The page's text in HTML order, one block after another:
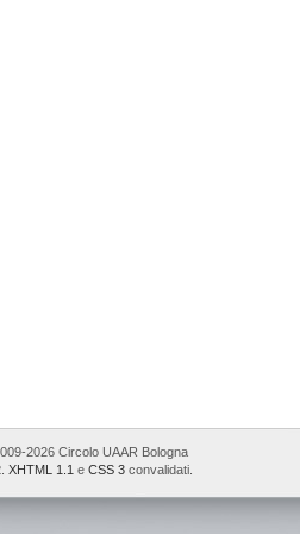
2026 Circolo UAAR Bologna
XHTML 1.1 e CSS 3 convalidati.